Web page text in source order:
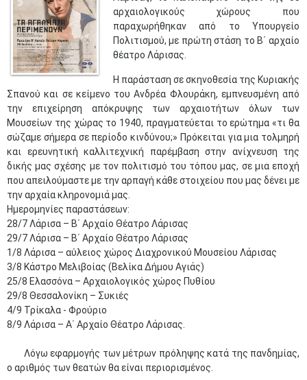
αρχαιολογικούς χώρους που
παραχωρήθηκαν από το Υπουργείο
Πολιτισμού, με πρώτη στάση το Β΄ αρχαίο
θέατρο Λάρισας.
Η παράσταση σε σκηνοθεσία της Κυριακής
Σπανού και σε κείμενο του Ανδρέα Φλουράκη, εμπνευσμένη από
την επιχείρηση απόκρυψης των αρχαιοτήτων όλων των
Μουσείων της χώρας το 1940, πραγματεύεται το ερώτημα «τι θα
σώζαμε σήμερα σε περίοδο κινδύνου;» Πρόκειται για μια τολμηρή
και ερευνητική καλλιτεχνική παρέμβαση στην ανίχνευση της
δικής μας σχέσης με τον πολιτισμό του τόπου μας, σε μια εποχή
που απειλούμαστε με την αρπαγή κάθε στοιχείου που μας δένει με
την αρχαία κληρονομιά μας.
Ημερομηνίες παραστάσεων:
28/7 Λάρισα – Β΄ Αρχαίο Θέατρο Λάρισας
29/7 Λάρισα – Β΄ Αρχαίο Θέατρο Λάρισας
1/8 Λάρισα – αύλειος χώρος Διαχρονικού Μουσείου Λάρισας
3/8 Κάστρο Μελιβοίας (Βελίκα Δήμου Αγιάς)
25/8 Ελασσόνα – Αρχαιολογικός χώρος Πυθίου
29/8 Θεσσαλονίκη – Συκιές
4/9 Τρίκαλα - Φρούριο
8/9 Λάρισα – Α΄ Αρχαίο Θέατρο Λάρισας.
Λόγω εφαρμογής των μέτρων πρόληψης κατά της πανδημίας,
ο αριθμός των θεατών θα είναι περιορισμένος.